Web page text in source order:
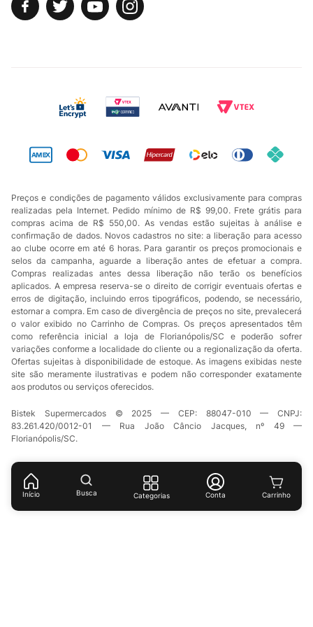
Início Busca Categorias Conta
Preços e condições de pagamento válidos exclusivamente para compras
realizadas pela Internet. Pedido mínimo de R$ 99,00. Frete grátis para
compras acima de R$ 550,00. As vendas estão sujeitas à análise e
confirmação de dados. Novos cadastros no site: a liberação para acesso
ao clube ocorre em até 6 horas. Para garantir os preços promocionais e
selos da campanha, aguarde a liberação antes de efetuar a compra.
Compras realizadas antes dessa liberação não terão os benefícios
aplicados. A empresa reserva-se o direito de corrigir eventuais ofertas e
erros de digitação, incluindo erros tipográficos, podendo, se necessário,
estornar a compra. Em caso de divergência de preços no site, prevalecerá
o valor exibido no Carrinho de Compras. Os preços apresentados têm
como referência inicial a loja de Florianópolis/SC e poderão sofrer
variações conforme a localidade do cliente ou a regionalização da oferta.
Ofertas sujeitas à disponibilidade de estoque. As imagens exibidas neste
site são meramente ilustrativas e podem não corresponder exatamente
aos produtos ou serviços oferecidos.
Bistek Supermercados © 2025 — CEP: 88047-010 — CNPJ:
83.261.420/0012-01 — Rua João Câncio Jacques, nº 49 —
Florianópolis/SC.